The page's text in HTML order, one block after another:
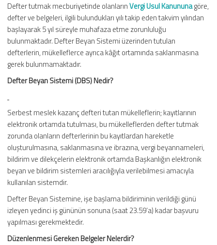
Defter tutmak mecburiyetinde olanlarınVergi Usul Kanununagöre,
defter ve belgeleri, ilgili bulundukları yılı takip eden takvim yılından
başlayarak 5 yıl süreyle muhafaza etme zorunluluğu
bulunmaktadır. Defter Beyan Sistemi üzerinden tutulan
defterlerin, mükelleflerce ayrıca kâğıt ortamında saklanmasına
gerek bulunmamaktadır.
Defter Beyan Sistemi (DBS) Nedir?
Serbest meslek kazanç defteri tutan mükelleflerin; kayıtlarının
elektronik ortamda tutulması, bu mükelleflerden defter tutmak
zorunda olanların defterlerinin bu kayıtlardan hareketle
oluşturulmasına, saklanmasına ve ibrazına, vergi beyannameleri,
bildirim ve dilekçelerin elektronik ortamda Başkanlığın elektronik
beyan ve bildirim sistemleri aracılığıyla verilebilmesi amacıyla
kullanılan sistemdir.
Defter Beyan Sistemine, işe başlama bildiriminin verildiği günü
izleyen yedinci iş gününün sonuna (saat 23.59’a) kadar başvuru
yapılması gerekmektedir.
Düzenlenmesi Gereken Belgeler Nelerdir?